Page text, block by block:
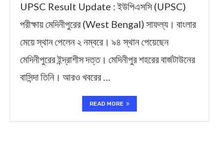
UPSC Result Update : ইউপিএসসি (UPSC)
পরীক্ষায় মেদিনীপুরের (West Bengal) সাফল্য। বাংলার
মেয়ে স্থান পেলেন ২ নম্বরে। ৯৪ স্থান পেয়েছেন
মেদিনীপুরের ইন্দ্রাশীস দত্ত। মেদিনীপুর শহরের বার্জটাউনের
বাসিন্দা তিনি। আরও খবরের …
READ MORE